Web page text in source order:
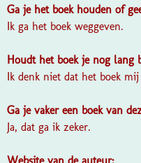
Ga je het boek houden of
Ik ga het boek weggeven.
Houdt het boek je nog lang
Ik denk niet dat het boek
Ga je vaker een boek van
Ja, dat ga ik zeker.